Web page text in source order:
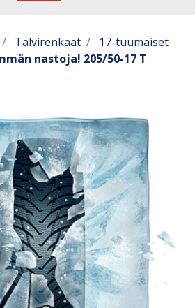
Talvirenkaat
17-tuumaiset
nastoja! 205/50-17 T